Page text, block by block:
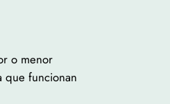
o menor
que funcionan